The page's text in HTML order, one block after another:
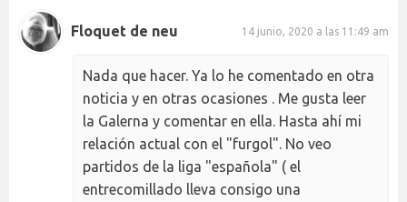
Floquet de neu 14 junio, 2020 a las 11:49 am
Nada que hacer. Ya lo he comentado en otra
noticia y en otras ocasiones . Me gusta leer
la Galerna y comentar en ella. Hasta ahí mi
relación actual con el "furgol". No veo
partidos de la liga "española" ( el
entrecomillado lleva consigo una